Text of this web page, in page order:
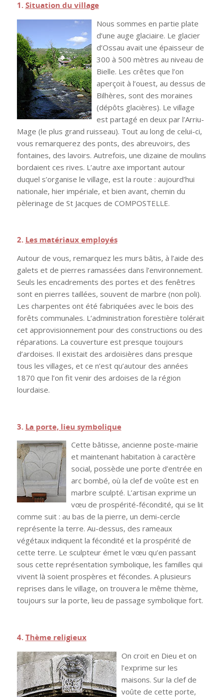
1. Situation du village
Nous sommes en partie plate
d’une auge glaciaire. Le glacier
d’Ossau avait une épaisseur de
300 à 500 mètres au niveau de
Bielle. Les crêtes que l’on
aperçoit à l’ouest, au dessus de
Bilhères, sont des moraines
(dépôts glacières). Le village
est partagé en deux par l’Arriu-
Mage (le plus grand ruisseau). Tout au long de celui-ci,
vous remarquerez des ponts, des abreuvoirs, des
fontaines, des lavoirs. Autrefois, une dizaine de moulins
bordaient ces rives. L’autre axe important autour
duquel s’organise le village, est la route : aujourd’hui
nationale, hier impériale, et bien avant, chemin du
pèlerinage de St Jacques de COMPOSTELLE.
2. Les matériaux employés
Autour de vous, remarquez les murs bâtis, à l’aide des
galets et de pierres ramassées dans l’environnement.
Seuls les encadrements des portes et des fenêtres
sont en pierres taillées, souvent de marbre (non poli).
Les charpentes ont été fabriquées avec le bois des
forêts communales. L’administration forestière tolérait
cet approvisionnement pour des constructions ou des
réparations. La couverture est presque toujours
d’ardoises. Il existait des ardoisières dans presque
tous les villages, et ce n’est qu’autour des années
1870 que l’on fit venir des ardoises de la région
lourdaise.
3. La porte, lieu symbolique
Cette bâtisse, ancienne poste-mairie
et maintenant habitation à caractère
social, possède une porte d’entrée en
arc bombé, où la clef de voûte est en
marbre sculpté. L’artisan exprime un
vœu de prospérité-fécondité, qui se lit
comme suit : au bas de la pierre, un demi-cercle
représente la terre. Au-dessus, des rameaux
végétaux indiquent la fécondité et la prospérité de
cette terre. Le sculpteur émet le vœu qu’en passant
sous cette représentation symbolique, les familles qui
vivent là soient prospères et fécondes. A plusieurs
reprises dans le village, on trouvera le même thème,
toujours sur la porte, lieu de passage symbolique fort.
4. Thème religieux
On croit en Dieu et on
l’exprime sur les
maisons. Sur la clef de
voûte de cette porte,